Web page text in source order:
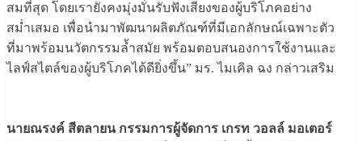
สมที่สุด โดยเรายังคงมุ่งมั่นรับฟังเสียงของผู้บริโภคอย่าง
สม่ำเสมอ เพื่อนำมาพัฒนาผลิตภัณฑ์ที่มีเอกลักษณ์เฉพาะตัว
ที่มาพร้อมนวัตกรรมล้ำสมัย พร้อมตอบสนองการใช้งานและ
ไลฟ์สไตล์ของผู้บริโภคได้ดียิ่งขึ้น” มร. ไมเคิล ฉง กล่าวเสริม
นายณรงค์ สีตลายน กรรมการผู้จัดการ เกรท วอลล์ มอเตอร์